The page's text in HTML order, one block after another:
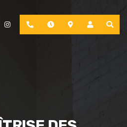
InstagramPhone Hours LocationAccount